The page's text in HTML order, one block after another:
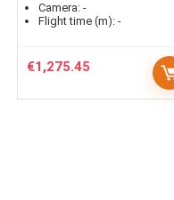
Camera: -
Flight time (m): -
€1,275.45